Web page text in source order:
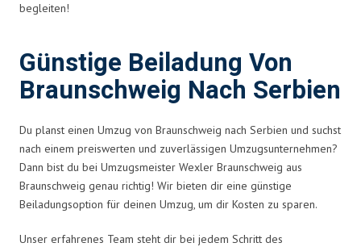
begleiten!
Günstige Beiladung Von
Braunschweig Nach Serbien
Du planst einen Umzug von Braunschweig nach Serbien und suchst
nach einem preiswerten und zuverlässigen Umzugsunternehmen?
Dann bist du bei Umzugsmeister Wexler Braunschweig aus
Braunschweig genau richtig! Wir bieten dir eine günstige
Beiladungsoption für deinen Umzug, um dir Kosten zu sparen.
Unser erfahrenes Team steht dir bei jedem Schritt des